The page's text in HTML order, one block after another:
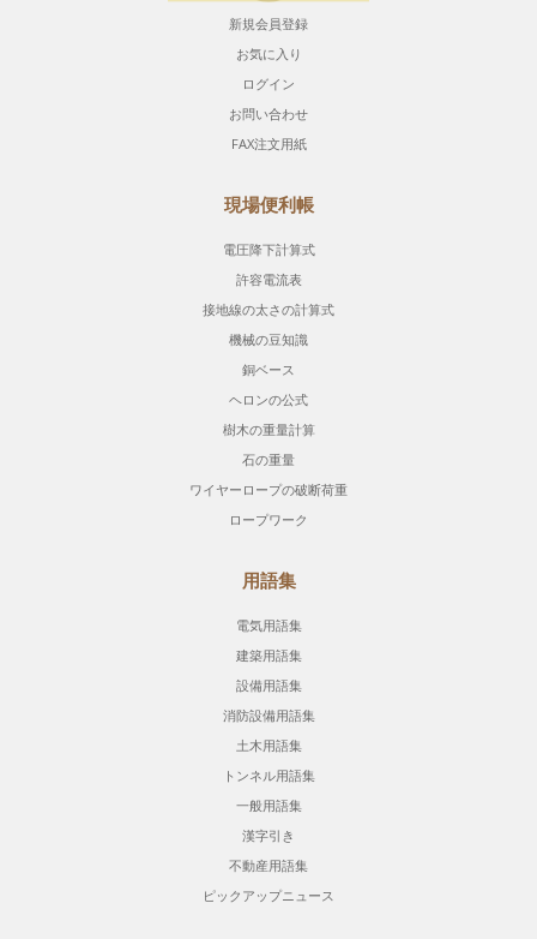
新規会員登録
お気に入り
ログイン
お問い合わせ
FAX注文用紙
現場便利帳
電圧降下計算式
許容電流表
接地線の太さの計算式
機械の豆知識
銅ベース
ヘロンの公式
樹木の重量計算
石の重量
ワイヤーロープの破断荷重
ロープワーク
用語集
電気用語集
建築用語集
設備用語集
消防設備用語集
土木用語集
トンネル用語集
一般用語集
漢字引き
不動産用語集
ピックアップニュース